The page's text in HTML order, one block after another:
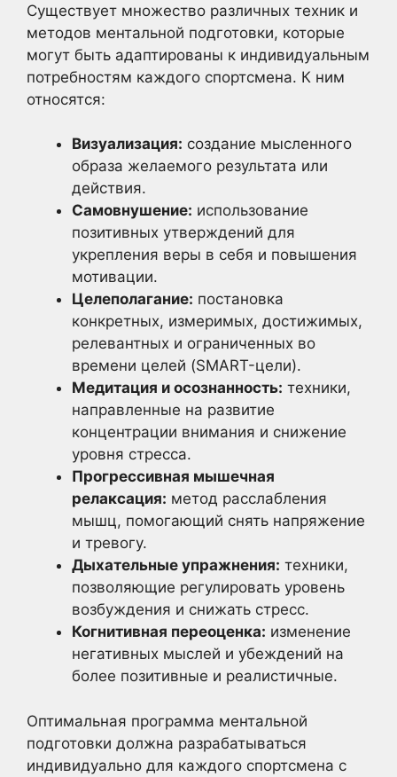
Существует множество различных техник и
методов ментальной подготовки, которые
могут быть адаптированы к индивидуальным
потребностям каждого спортсмена. К ним
относятся:
Визуализация: создание мысленного
образа желаемого результата или
действия.
Самовнушение: использование
позитивных утверждений для
укрепления веры в себя и повышения
мотивации.
Целеполагание: постановка
конкретных, измеримых, достижимых,
релевантных и ограниченных во
времени целей (SMART-цели).
Медитация и осознанность: техники,
направленные на развитие
концентрации внимания и снижение
уровня стресса.
Прогрессивная мышечная
релаксация: метод расслабления
мышц, помогающий снять напряжение
и тревогу.
Дыхательные упражнения: техники,
позволяющие регулировать уровень
возбуждения и снижать стресс.
Когнитивная переоценка: изменение
негативных мыслей и убеждений на
более позитивные и реалистичные.
Оптимальная программа ментальной
подготовки должна разрабатываться
индивидуально для каждого спортсмена с